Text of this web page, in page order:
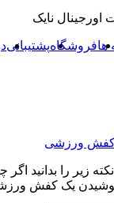
نایک
هافروشگاهپشتیبانی
ورزشی
زیر را بدانید
یک کفش